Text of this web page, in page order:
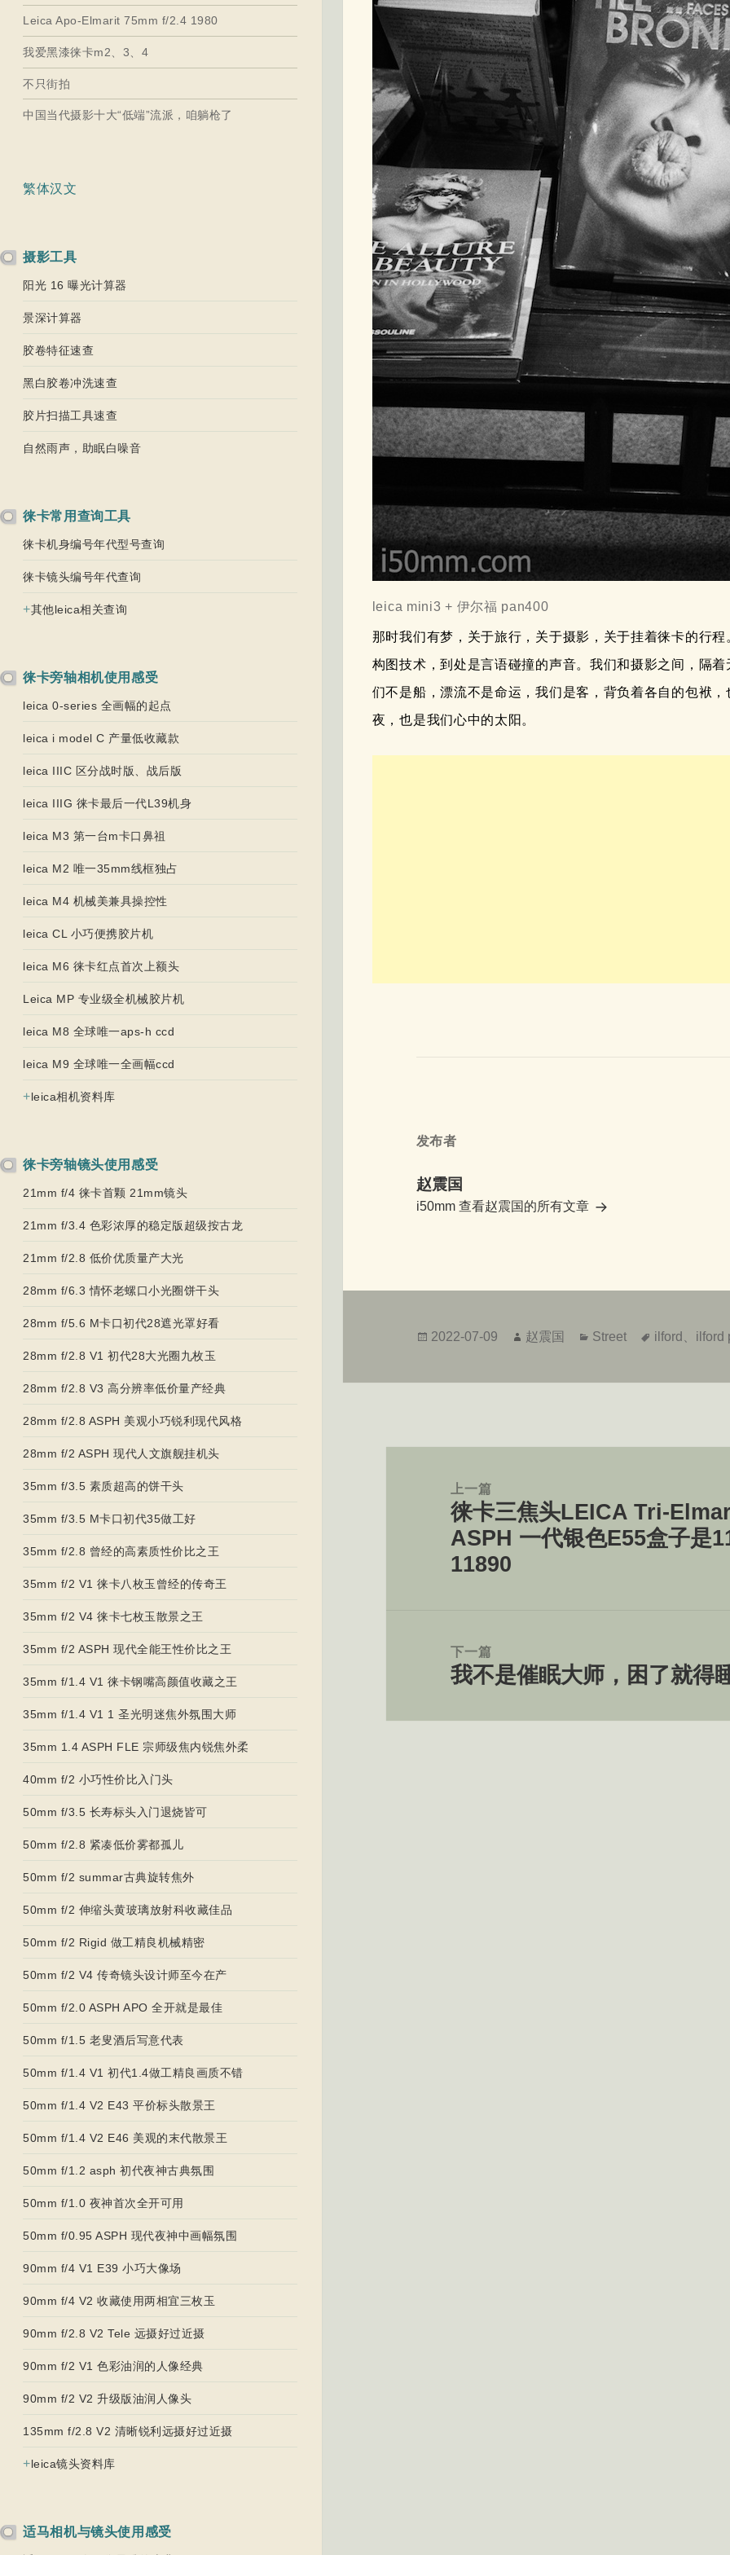
Leica Apo-Elmarit 75mm f/2.4 1980
我爱黑漆徕卡m2、3、4
不只街拍
中国当代摄影十大“低端”流派，咱躺枪了
繁体汉文
摄影工具
阳光 16 曝光计算器
景深计算器
胶卷特征速查
黑白胶卷冲洗速查
胶片扫描工具速查
自然雨声，助眠白噪音
徕卡常用查询工具
徕卡机身编号年代型号查询
徕卡镜头编号年代查询
+其他leica相关查询
徕卡旁轴相机使用感受
leica 0-series 全画幅的起点
leica i model C 产量低收藏款
leica IIIC 区分战时版、战后版
leica IIIG 徕卡最后一代L39机身
leica M3 第一台m卡口鼻祖
leica M2 唯一35mm线框独占
leica M4 机械美兼具操控性
leica CL 小巧便携胶片机
leica M6 徕卡红点首次上额头
Leica MP 专业级全机械胶片机
leica M8 全球唯一aps-h ccd
leica M9 全球唯一全画幅ccd
+leica相机资料库
徕卡旁轴镜头使用感受
21mm f/4 徕卡首颗 21mm镜头
21mm f/3.4 色彩浓厚的稳定版超级按古龙
21mm f/2.8 低价优质量产大光
28mm f/6.3 情怀老螺口小光圈饼干头
28mm f/5.6 M卡口初代28遮光罩好看
28mm f/2.8 V1 初代28大光圈九枚玉
28mm f/2.8 V3 高分辨率低价量产经典
28mm f/2.8 ASPH 美观小巧锐利现代风格
28mm f/2 ASPH 现代人文旗舰挂机头
35mm f/3.5 素质超高的饼干头
35mm f/3.5 M卡口初代35做工好
35mm f/2.8 曾经的高素质性价比之王
35mm f/2 V1 徕卡八枚玉曾经的传奇王
35mm f/2 V4 徕卡七枚玉散景之王
35mm f/2 ASPH 现代全能王性价比之王
35mm f/1.4 V1 徕卡钢嘴高颜值收藏之王
35mm f/1.4 V1 1 圣光明迷焦外氛围大师
35mm 1.4 ASPH FLE 宗师级焦内锐焦外柔
40mm f/2 小巧性价比入门头
50mm f/3.5 长寿标头入门退烧皆可
50mm f/2.8 紧凑低价雾都孤儿
50mm f/2 summar古典旋转焦外
50mm f/2 伸缩头黄玻璃放射科收藏佳品
50mm f/2 Rigid 做工精良机械精密
50mm f/2 V4 传奇镜头设计师至今在产
50mm f/2.0 ASPH APO 全开就是最佳
50mm f/1.5 老叟酒后写意代表
50mm f/1.4 V1 初代1.4做工精良画质不错
50mm f/1.4 V2 E43 平价标头散景王
50mm f/1.4 V2 E46 美观的末代散景王
50mm f/1.2 asph 初代夜神古典氛围
50mm f/1.0 夜神首次全开可用
50mm f/0.95 ASPH 现代夜神中画幅氛围
90mm f/4 V1 E39 小巧大像场
90mm f/4 V2 收藏使用两相宜三枚玉
90mm f/2.8 V2 Tele 远摄好过近摄
90mm f/2 V1 色彩油润的人像经典
90mm f/2 V2 升级版油润人像头
135mm f/2.8 V2 清晰锐利远摄好过近摄
+leica镜头资料库
适马相机与镜头使用感受
leica mini3 + 伊尔福 pan400
那时我们有梦，关于旅行，关于摄影，关于挂着徕卡的行
构图技术，到处是言语碰撞的声音。我们和摄影之间，隔
们不是船，漂流不是命运，我们是客，背负着各自的包袱
夜，也是我们心中的太阳。
发布者
赵震国
i50mm 查看赵震国的所有文章
发
2022-07-09
作
赵震国
分
Street
标
ilford ilford
上一篇
上
篇
文
徕卡三焦头LEICA Tri-
ASPH 一代银色E55盒子是
11890
下一篇
下
文
我不是催眠大师，困了就得